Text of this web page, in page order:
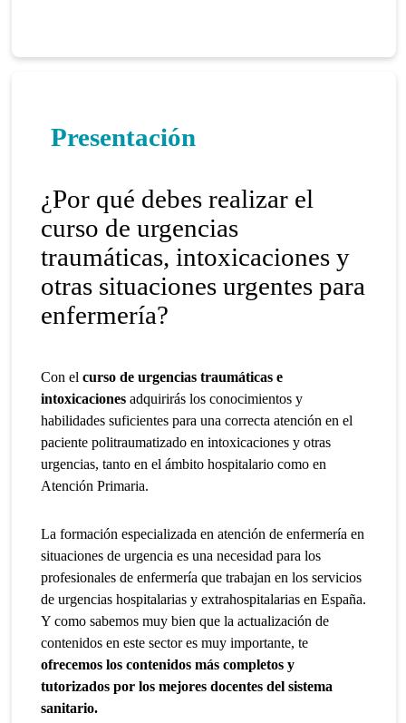
Presentación
¿Por qué debes realizar el
curso de urgencias
traumáticas, intoxicaciones y
otras situaciones urgentes para
enfermería?
Con el curso de urgencias traumáticas e
intoxicacionesadquirirás los conocimientos y
habilidades suficientes para una correcta atención en el
paciente politraumatizado en intoxicaciones y otras
urgencias, tanto en el ámbito hospitalario como en
Atención Primaria.
La formación especializada en atención de enfermería en
situaciones de urgencia es una necesidad para los
profesionales de enfermería que trabajan en los servicios
de urgencias hospitalarias y extrahospitalarias en España.
Y como sabemos muy bien que la actualización de
contenidos en este sector es muy importante, te
ofrecemos los contenidos más completos y
tutorizados por los mejores docentes del sistema
sanitario.